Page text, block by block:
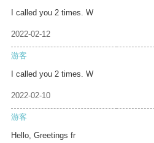
I called you 2 times. W
2022-02-12
游客
I called you 2 times. W
2022-02-10
游客
Hello, Greetings fr